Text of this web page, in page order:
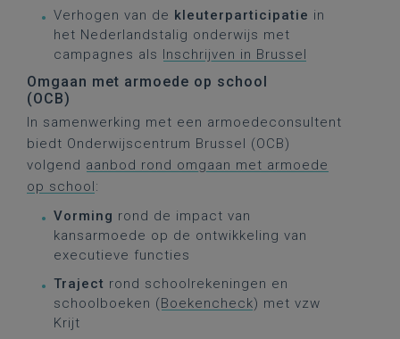
Verhogen van de kleuterparticipatie in
het Nederlandstalig onderwijs met
campagnes als Inschrijven in Brussel
Omgaan met armoede op school
(OCB)
In samenwerking met een armoedeconsultent
biedt Onderwijscentrum Brussel (OCB)
volgend aanbod rond omgaan met armoede
op school:
Vorming rond de impact van
kansarmoede op de ontwikkeling van
executieve functies
Traject rond schoolrekeningen en
schoolboeken (Boekencheck) met vzw
Krijt